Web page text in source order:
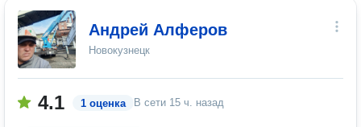
Андрей Алферов
Новокузнецк
4.1 1 оценка В сети 15 ч. назад